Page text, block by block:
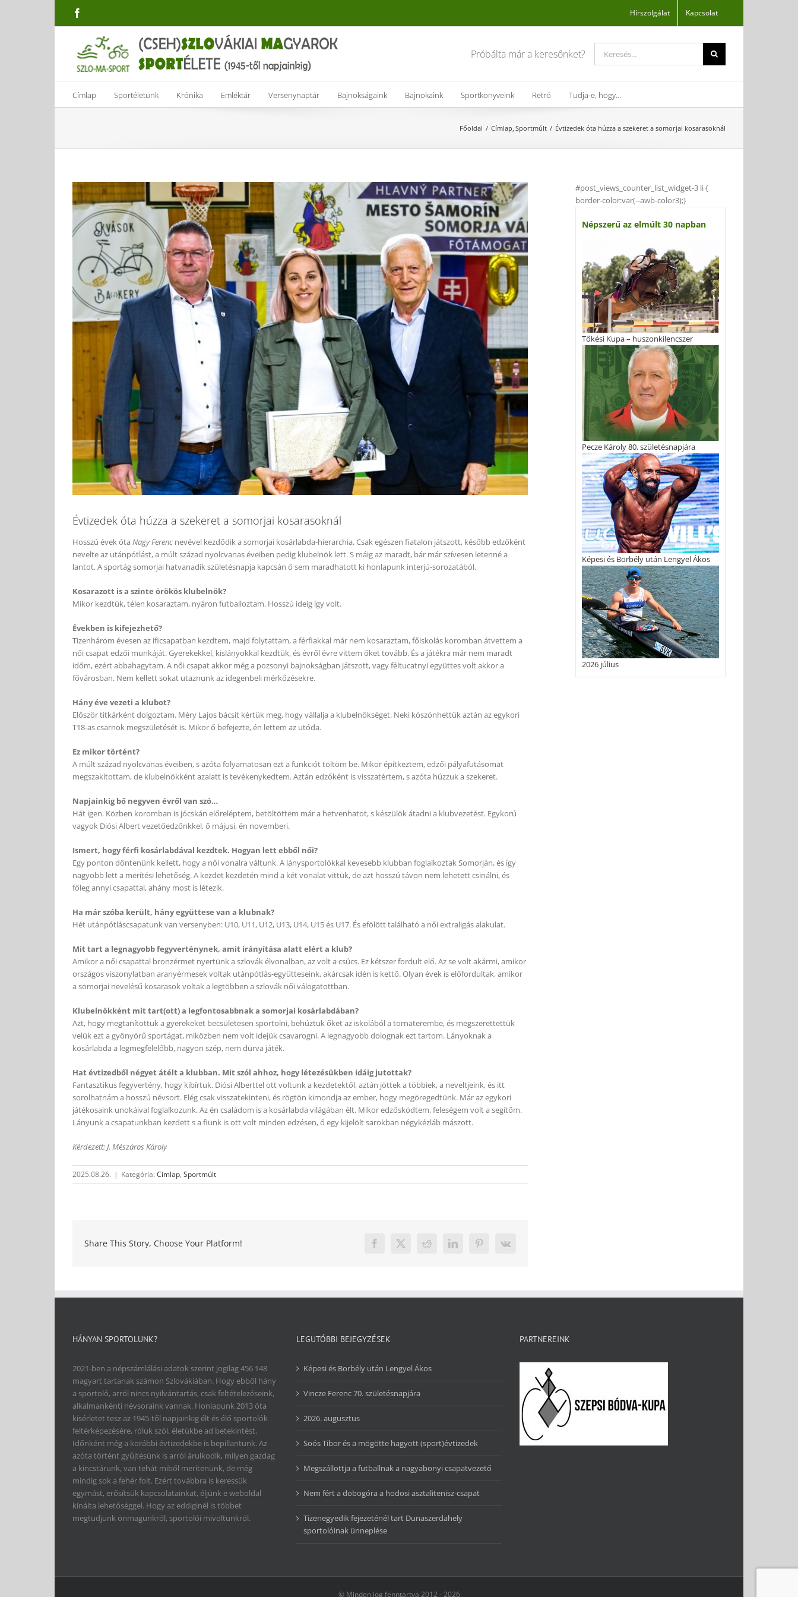
Hírszolgálat Kapcsolat
Próbálta már a keresőnket?
for:
Címlap Sportéletünk Krónika Emléktár Versenynaptár Bajnokságaink Bajnokaink Sportkönyveink Retró Tudja-e, hogy…
Főoldal Címlap Sportmúlt Évtizedek óta húzza a szekeret a somorjai kosarasoknál
View
Larger
Image
Évtizedek óta húzza a szekeret a somorjai kosarasoknál
Hosszú évek óta Nagy Ferenc nevével kezdődik a somorjai kosárlabda-hierarchia. Csak egészen fiatalon játszott, később edzőként
nevelte az utánpótlást, a múlt század nyolcvanas éveiben pedig klubelnök lett. S máig az maradt, bár már szívesen letenné a
lantot. A sportág somorjai hatvanadik születésnapja kapcsán ő sem maradhatott ki honlapunk interjú-sorozatából.
Kosarazott is a szinte örökös klubelnök?
Mikor kezdtük, télen kosaraztam, nyáron futballoztam. Hosszú ideig így volt.
Években is kifejezhető?
Tizenhárom évesen az ificsapatban kezdtem, majd folytattam, a férfiakkal már nem kosaraztam, főiskolás koromban átvettem a
női csapat edzői munkáját. Gyerekekkel, kislányokkal kezdtük, és évről évre vittem őket tovább. És a játékra már nem maradt
időm, ezért abbahagytam. A női csapat akkor még a pozsonyi bajnokságban játszott, vagy féltucatnyi együttes volt akkor a
fővárosban. Nem kellett sokat utaznunk az idegenbeli mérkőzésekre.
Hány éve vezeti a klubot?
Először titkárként dolgoztam. Méry Lajos bácsit kértük meg, hogy vállalja a klubelnökséget. Neki köszönhettük aztán az egykori
T18-as csarnok megszületését is. Mikor ő befejezte, én lettem az utóda.
Ez mikor történt?
A múlt század nyolcvanas éveiben, s azóta folyamatosan ezt a funkciót töltöm be. Mikor építkeztem, edzői pályafutásomat
megszakítottam, de klubelnökként azalatt is tevékenykedtem. Aztán edzőként is visszatértem, s azóta húzzuk a szekeret.
Napjainkig bő negyven évről van szó…
Hát igen. Közben koromban is jócskán előreléptem, betöltöttem már a hetvenhatot, s készülök átadni a klubvezetést. Egykorú
vagyok Diósi Albert vezetőedzőnkkel, ő májusi, én novemberi.
Ismert, hogy férfi kosárlabdával kezdtek. Hogyan lett ebből női?
Egy ponton döntenünk kellett, hogy a női vonalra váltunk. A lánysportolókkal kevesebb klubban foglalkoztak Somorján, és így
nagyobb lett a merítési lehetőség. A kezdet kezdetén mind a két vonalat vittük, de azt hosszú távon nem lehetett csinálni, és
főleg annyi csapattal, ahány most is létezik.
Ha már szóba került, hány együttese van a klubnak?
Hét utánpótláscsapatunk van versenyben: U10, U11, U12, U13, U14, U15 és U17. És efölött található a női extraligás alakulat.
Mit tart a legnagyobb fegyverténynek, amit irányítása alatt elért a klub?
Amikor a női csapattal bronzérmet nyertünk a szlovák élvonalban, az volt a csúcs. Ez kétszer fordult elő. Az se volt akármi, amikor
országos viszonylatban aranyérmesek voltak utánpótlás-együtteseink, akárcsak idén is kettő. Olyan évek is előfordultak, amikor
a somorjai nevelésű kosarasok voltak a legtöbben a szlovák női válogatottban.
Klubelnökként mit tart(ott) a legfontosabbnak a somorjai kosárlabdában?
Azt, hogy megtanítottuk a gyerekeket becsületesen sportolni, behúztuk őket az iskolából a tornaterembe, és megszerettettük
velük ezt a gyönyörű sportágat, miközben nem volt idejük csavarogni. A legnagyobb dolognak ezt tartom. Lányoknak a
kosárlabda a legmegfelelőbb, nagyon szép, nem durva játék.
Hat évtizedből négyet átélt a klubban. Mit szól ahhoz, hogy létezésükben idáig jutottak?
Fantasztikus fegyvertény, hogy kibírtuk. Diósi Alberttel ott voltunk a kezdetektől, aztán jöttek a többiek, a neveltjeink, és itt
sorolhatnám a hosszú névsort. Elég csak visszatekinteni, és rögtön kimondja az ember, hogy megöregedtünk. Már az egykori
játékosaink unokáival foglalkozunk. Az én családom is a kosárlabda világában élt. Mikor edzősködtem, feleségem volt a segítőm.
Lányunk a csapatunkban kezdett s a fiunk is ott volt minden edzésen, ő egy kijelölt sarokban négykézláb mászott.
Kérdezett: J. Mészáros Károly
2025.08.26. | Kategória: Címlap, Sportmúlt
Share This Story, Choose Your Platform! Facebook
X Reddit LinkedInPinterest
Vk
#post_views_counter_list_widget-3 li {
border-color:var(--awb-color3);}
Népszerű az elmúlt 30 napban
Tőkési Kupa – huszonkilencszer
Pecze Károly 80. születésnapjára
Képesi és Borbély után Lengyel Ákos
2026 július
HÁNYAN SPORTOLUNK?
2021-ben a népszámlálási adatok szerint jogilag 456 148
magyart tartanak számon Szlovákiában. Hogy ebből hány
a sportoló, arról nincs nyilvántartás, csak feltételezéseink,
alkalmankénti névsoraink vannak. Honlapunk 2013 óta
kísérletet tesz az 1945-től napjainkig élt és élő sportolók
feltérképezésére, róluk szól, életükbe ad betekintést.
Időnként még a korábbi évtizedekbe is bepillantunk. Az
azóta történt gyűjtésünk is arról árulkodik, milyen gazdag
a kincstárunk, van tehát miből merítenünk, de még
mindig sok a fehér folt. Ezért továbbra is keressük
egymást, erősítsük kapcsolatainkat, éljünk e weboldal
kínálta lehetőséggel. Hogy az eddiginél is többet
megtudjunk önmagunkról, sportolói mivoltunkról.
LEGUTÓBBI BEJEGYZÉSEK
Képesi és Borbély után Lengyel Ákos
Vincze Ferenc 70. születésnapjára
2026. augusztus
Soós Tibor és a mögötte hagyott (sport)évtizedek
Megszállottja a futballnak a nagyabonyi csapatvezető
Nem fért a dobogóra a hodosi asztalitenisz-csapat
Tizenegyedik fejezeténél tart Dunaszerdahely
sportolóinak ünneplése
PARTNEREINK
© Minden jog fenntartva 2012 -2026